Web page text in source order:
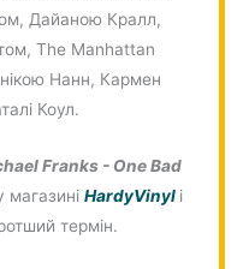
Дайаною Кралл,
The Manhattan
Нанн, Кармен
Коул.
Franks - One Bad
магазиніHardyVinyl і
термін.